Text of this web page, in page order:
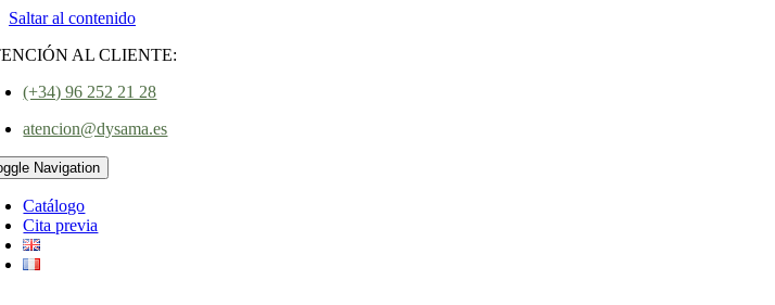
Saltar al contenido
AL CLIENTE:
(+34) 96 252 21 28
atencion@dysama.es
Navigation
Catálogo
Cita previa